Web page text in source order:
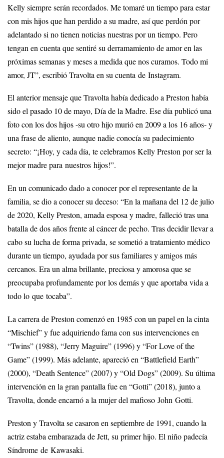
Kelly siempre serán recordados. Me tomaré un tiempo para estar
con mis hijos que han perdido a su madre, así que perdón por
adelantado si no tienen noticias nuestras por un tiempo. Pero
tengan en cuenta que sentiré su derramamiento de amor en las
próximas semanas y meses a medida que nos curamos. Todo mi
amor, JT”, escribió Travolta en su cuenta de Instagram.
El anterior mensaje que Travolta había dedicado a Preston había
sido el pasado 10 de mayo, Día de la Madre. Ese día publicó una
foto con los dos hijos -su otro hijo murió en 2009 a los 16 años- y
una frase de aliento, aunque nadie conocía su padecimiento
secreto: “¡Hoy, y cada día, te celebramos Kelly Preston por ser la
mejor madre para nuestros hijos!”.
En un comunicado dado a conocer por el representante de la
familia, se dio a conocer su deceso: “En la mañana del 12 de julio
de 2020, Kelly Preston, amada esposa y madre, falleció tras una
batalla de dos años frente al cáncer de pecho. Tras decidir llevar a
cabo su lucha de forma privada, se sometió a tratamiento médico
durante un tiempo, ayudada por sus familiares y amigos más
cercanos. Era un alma brillante, preciosa y amorosa que se
preocupaba profundamente por los demás y que aportaba vida a
todo lo que tocaba”.
La carrera de Preston comenzó en 1985 con un papel en la cinta
“Mischief” y fue adquiriendo fama con sus intervenciones en
“Twins” (1988), “Jerry Maguire” (1996) y “For Love of the
Game” (1999). Más adelante, apareció en “Battlefield Earth”
(2000), “Death Sentence” (2007) y “Old Dogs” (2009). Su última
intervención en la gran pantalla fue en “Gotti” (2018), junto a
Travolta, donde encarnó a la mujer del mafioso John Gotti.
Preston y Travolta se casaron en septiembre de 1991, cuando la
actriz estaba embarazada de Jett, su primer hijo. El niño padecía
Síndrome de Kawasaki.